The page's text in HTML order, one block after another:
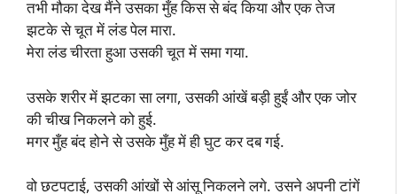
तभी मौका देख मैंने उसका मुँह किस से बंद किया और एक तेज
झटके से चूत में लंड पेल मारा.
मेरा लंड चीरता हुआ उसकी चूत में समा गया.
उसके शरीर में झटका सा लगा, उसकी आंखें बड़ी हुईं और एक जोर
की चीख निकलने को हुई.
मगर मुँह बंद होने से उसके मुँह में ही घुट कर दब गई.
वो छटपटाई, उसकी आंखों से आंसू निकलने लगे. उसने अपनी टांगें